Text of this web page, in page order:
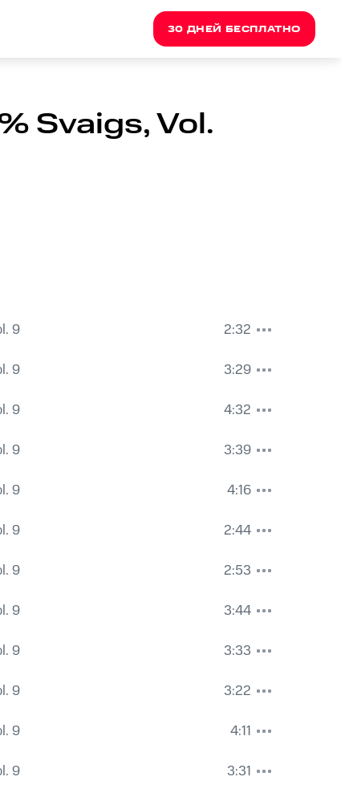
30 ДНЕЙ БЕСПЛАТНО
Svaigs, Vol.
9
2:32
9
3:29
9
4:32
9
3:39
9
4:16
9
2:44
9
2:53
9
3:44
9
3:33
9
3:22
9
4:11
9
3:31